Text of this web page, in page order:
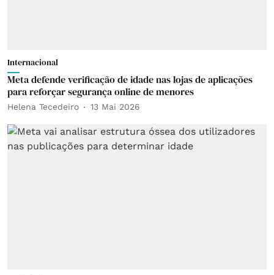
Internacional
Meta defende verificação de idade nas lojas de aplicações
para reforçar segurança online de menores
Helena Tecedeiro 13 Mai 2026